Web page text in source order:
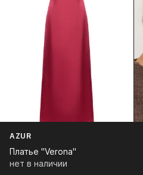
AZUR
Платье "Verona"
нет в наличии